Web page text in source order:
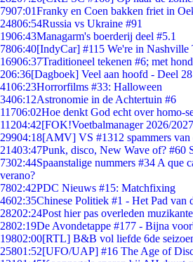
7907:01Franky en Coen bakken friet in
24806:54Russia vs Ukraine #91
1906:43Managarm's boerderij deel #5.1
7806:40[IndyCar] #115 We're in Nashville
16906:37Traditioneel tekenen #6; met
206:36[Dagboek] Veel aan hoofd - Deel 28
4106:23Horrorfilms #33: Halloween
3406:12Astronomie in de Achtertuin #6
11706:02Hoe denkt God echt over homo-
11204:42[FOK!Voetbalmanager 2026/
29904:18[AMV] VS #1312 spammers van
21403:47Punk, disco, New Wave of? #60
7302:44Spaanstalige nummers #34 A que
verano?
7802:42PDC Nieuws #15: Matchfixing
4602:35Chinese Politiek #1 - Het Pad van
28202:24Post hier pas overleden
2802:19De Avondetappe #177 - Bijna
19802:00[RTL] B&B vol liefde 6de
25801:52[UFO/UAP] #16 The Age of